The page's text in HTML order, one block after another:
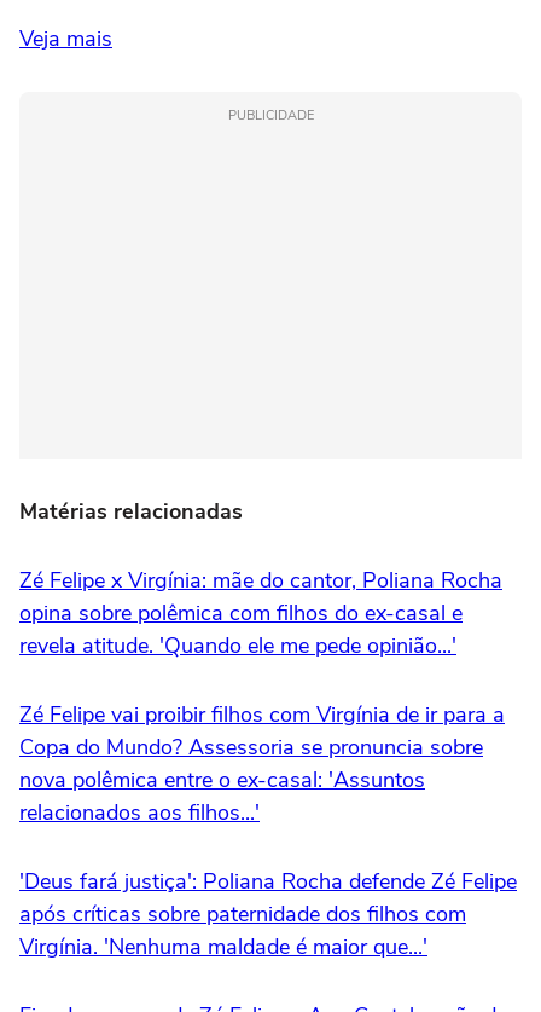
Veja mais
PUBLICIDADE
Matérias relacionadas
Zé Felipe x Virgínia: mãe do cantor, Poliana Rocha
opina sobre polêmica com filhos do ex-casal e
revela atitude. 'Quando ele me pede opinião...'
Zé Felipe vai proibir filhos com Virgínia de ir para a
Copa do Mundo? Assessoria se pronuncia sobre
nova polêmica entre o ex-casal: 'Assuntos
relacionados aos filhos...'
'Deus fará justiça': Poliana Rocha defende Zé Felipe
após críticas sobre paternidade dos filhos com
Virgínia. 'Nenhuma maldade é maior que...'